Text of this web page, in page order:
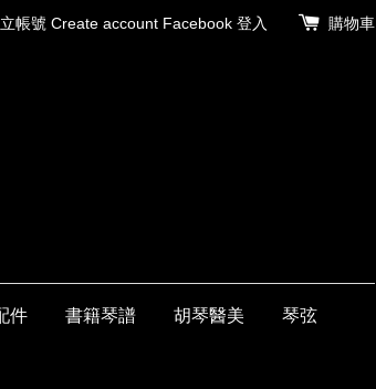
帳號 Create account Facebook 登入 購物車
件 書籍琴譜 胡琴醫美 琴弦